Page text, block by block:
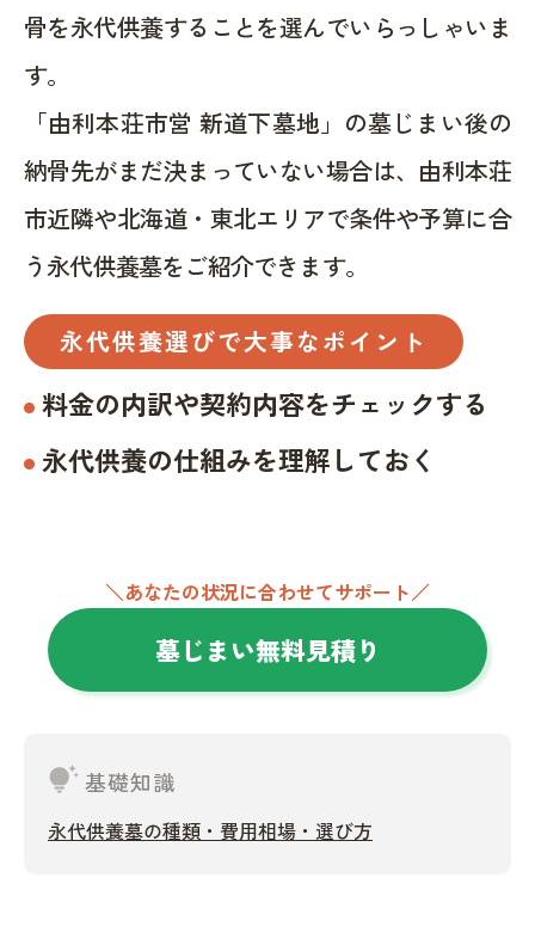
骨を永代供養することを選んでいらっしゃいま
す。
「由利本荘市営 新道下墓地」の墓じまい後の
納骨先がまだ決まっていない場合は、由利本荘
市近隣や北海道・東北エリアで条件や予算に合
う永代供養墓をご紹介できます。
永代供養選びで大事なポイント
料金の内訳や契約内容をチェックする
永代供養の仕組みを理解しておく
＼あなたの状況に合わせてサポート／
墓じまい無料見積り
tips_and_updates基礎知識
永代供養墓の種類・費用相場・選び方